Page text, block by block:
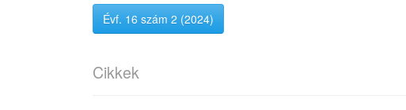
Évf. 16 szám 2 (2024)
Cikkek